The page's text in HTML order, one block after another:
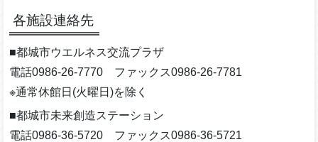
各施設連絡先
■都城市ウエルネス交流プラザ
電話0986-26-7770 ファックス0986-26-7781
※通常休館日(火曜日)を除く
■都城市未来創造ステーション
電話0986-36-5720 ファックス0986-36-5721